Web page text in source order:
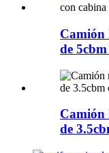
Camión
de
Camión
de